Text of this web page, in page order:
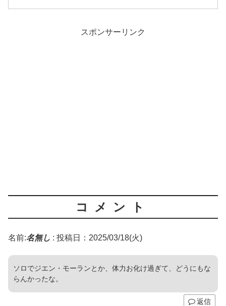
スポンサーリンク
コメント
名前:名無し : 投稿日：2025/03/18(火)
ソロでジエン・モーランとか、体力お化け過ぎて、どうにもな
らんかったな。
返信